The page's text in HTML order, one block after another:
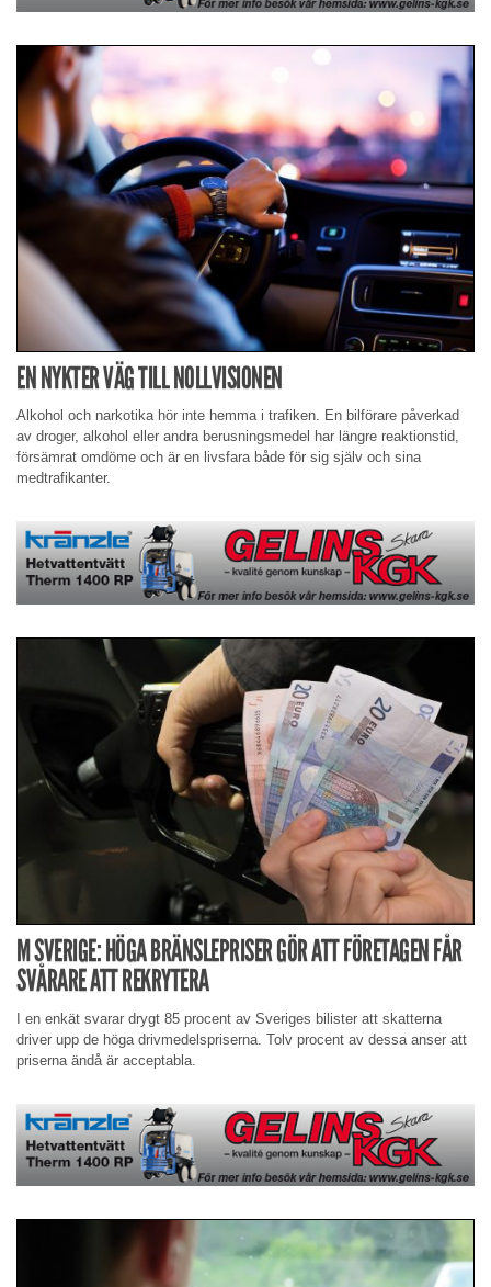
EN NYKTER VÄG TILL NOLLVISIONEN
Alkohol och narkotika hör inte hemma i trafiken. En bilförare påverkad
av droger, alkohol eller andra berusningsmedel har längre reaktionstid,
försämrat omdöme och är en livsfara både för sig själv och sina
medtrafikanter.
M SVERIGE: HÖGA BRÄNSLEPRISER GÖR ATT FÖRETAGEN FÅR
SVÅRARE ATT REKRYTERA
I en enkät svarar drygt 85 procent av Sveriges bilister att skatterna
driver upp de höga drivmedelspriserna. Tolv procent av dessa anser att
priserna ändå är acceptabla.